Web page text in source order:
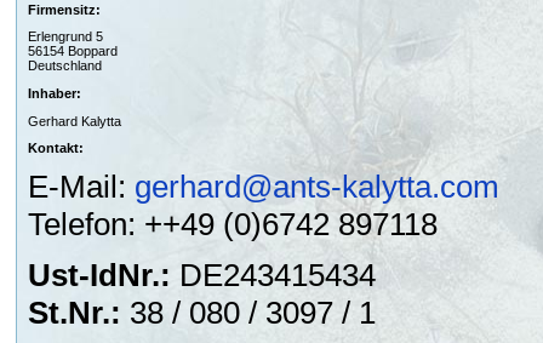
Firmensitz:
Erlengrund 5
56154 Boppard
Deutschland
Inhaber:
Gerhard Kalytta
Kontakt:
E-Mail: gerhard@ants-kalytta.com
Telefon: ++49 (0)6742 897118
Ust-IdNr.: DE243415434
St.Nr.: 38 / 080 / 3097 / 1